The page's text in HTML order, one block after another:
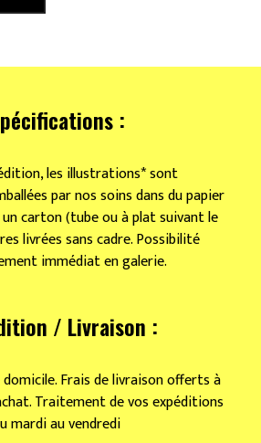
:
les illustrations* sont
par nos soins dans du papier
carton (tube ou à plat suivant le
livrées sans cadre. Possibilité
immédiat en galerie.
/ Livraison :
Frais de livraison offerts à
Traitement de vos expéditions
mardi au vendredi